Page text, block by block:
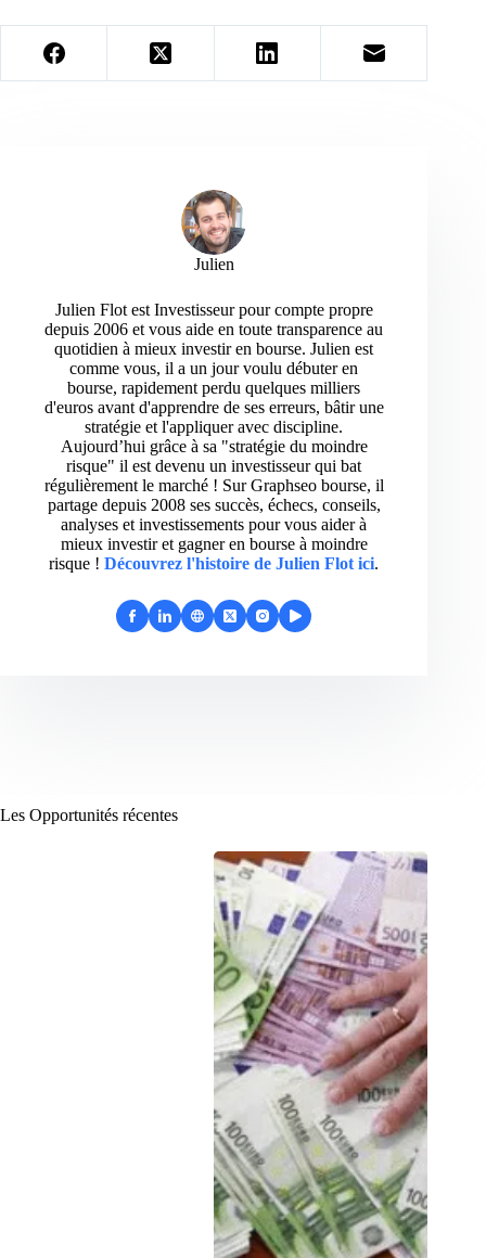
Julien
Julien Flot est Investisseur pour compte propre
depuis 2006 et vous aide en toute transparence au
quotidien à mieux investir en bourse. Julien est
comme vous, il a un jour voulu débuter en
bourse, rapidement perdu quelques milliers
d'euros avant d'apprendre de ses erreurs, bâtir une
stratégie et l'appliquer avec discipline.
Aujourd’hui grâce à sa "stratégie du moindre
risque" il est devenu un investisseur qui bat
régulièrement le marché ! Sur Graphseo bourse, il
partage depuis 2008 ses succès, échecs, conseils,
analyses et investissements pour vous aider à
mieux investir et gagner en bourse à moindre
risque ! Découvrez l'histoire de Julien Flot ici.
Les Opportunités récentes